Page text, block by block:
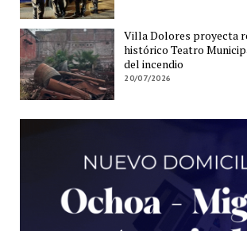
Villa Dolores proyecta
histórico Teatro
del incendio
20/07/2026